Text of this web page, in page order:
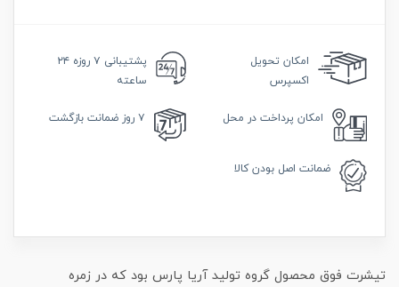
امکان تحویل
اکسپرس
پشتیبانی
۷ روزه ۲۴
ساعته
امکان پرداخت در محل ۷ روز ضمانت بازگشت
ضمانت اصل بودن کالا
تیشرت فوق محصول گروه تولید آریا پارس بود که در زمره